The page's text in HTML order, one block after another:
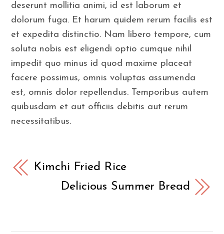
deserunt mollitia animi, id est laborum et
dolorum fuga. Et harum quidem rerum facilis est
et expedita distinctio. Nam libero tempore, cum
soluta nobis est eligendi optio cumque nihil
impedit quo minus id quod maxime placeat
facere possimus, omnis voluptas assumenda
est, omnis dolor repellendus. Temporibus autem
quibusdam et aut officiis debitis aut rerum
necessitatibus.
Kimchi Fried Rice
Delicious Summer Bread